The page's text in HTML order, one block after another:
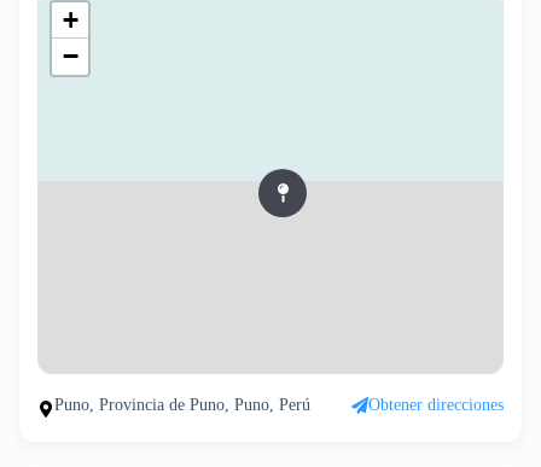
+
−
Puno, Provincia de Puno, Puno, Perú Obtener direcciones